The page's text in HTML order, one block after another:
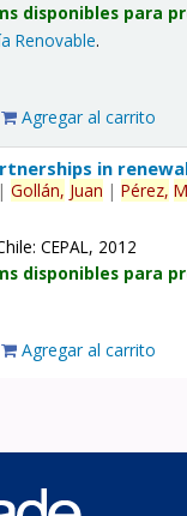
disponibles para
Renovable.
Agregar al carrito
in
|Gollán, Juan |Pérez,
CEPAL, 2012
disponibles para
Agregar al carrito